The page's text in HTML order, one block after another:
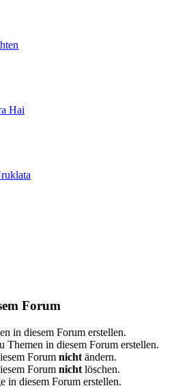
Hai
Forum
in diesem Forum erstellen.
Themen in diesem Forum erstellen.
Forum nicht ändern.
Forum nicht löschen.
in diesem Forum erstellen.